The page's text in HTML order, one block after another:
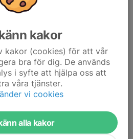
vi i år även
Skol-SM i September och
i Juni.
kakor
kakor (cookies) för att vår
bra för dig. De används
i syfte att hjälpa oss att
våra tjänster.
vi cookies
alla kakor